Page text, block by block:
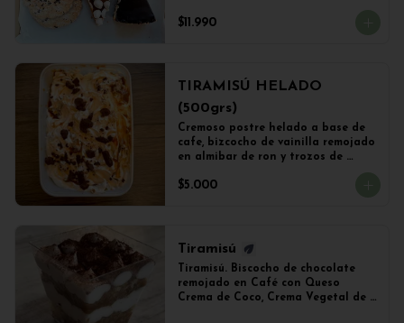
* 2 Galletones de Avena
$11.990
TIRAMISÚ HELADO
(500grs)
Cremoso postre helado a base de
cafe, bizcocho de vainilla remojado
en almibar de ron y trozos de
$5.000
Tiramisú
Tiramisú. Biscocho de chocolate
remojado en Café con Queso
Crema de Coco, Crema Vegetal de